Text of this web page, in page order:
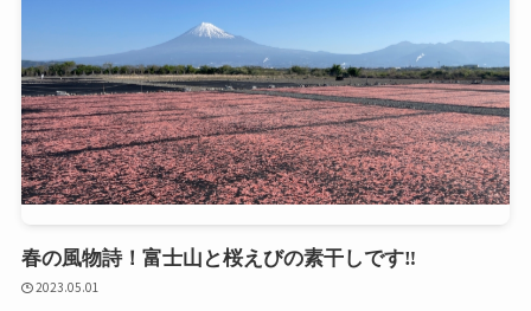
春の風物詩！富士山と桜えびの素干しです‼
2023.05.01